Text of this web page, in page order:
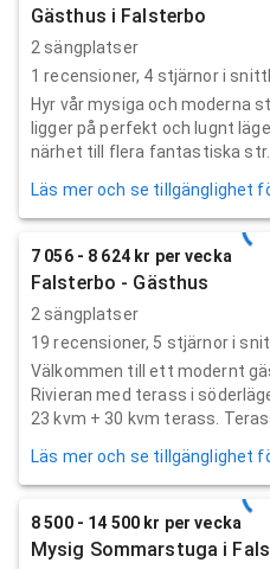
Gästhus i Falsterbo
2 sängplatser
1 recensioner, 4 stjärnor i
Hyr vår mysiga och moderna
ligger på perfekt och lugnt
närhet till flera fantastiska str...
Läs mer och se tillgänglighet
7 056 - 8 624 kr per vecka
Falsterbo - Gästhus
2 sängplatser
19 recensioner, 5 stjärnor i
Välkommen till ett modernt
Rivieran med terass i
23 kvm + 30 kvm terass.
Läs mer och se tillgänglighet
8 500 - 14 500 kr per vecka
Mysig Sommarstuga i